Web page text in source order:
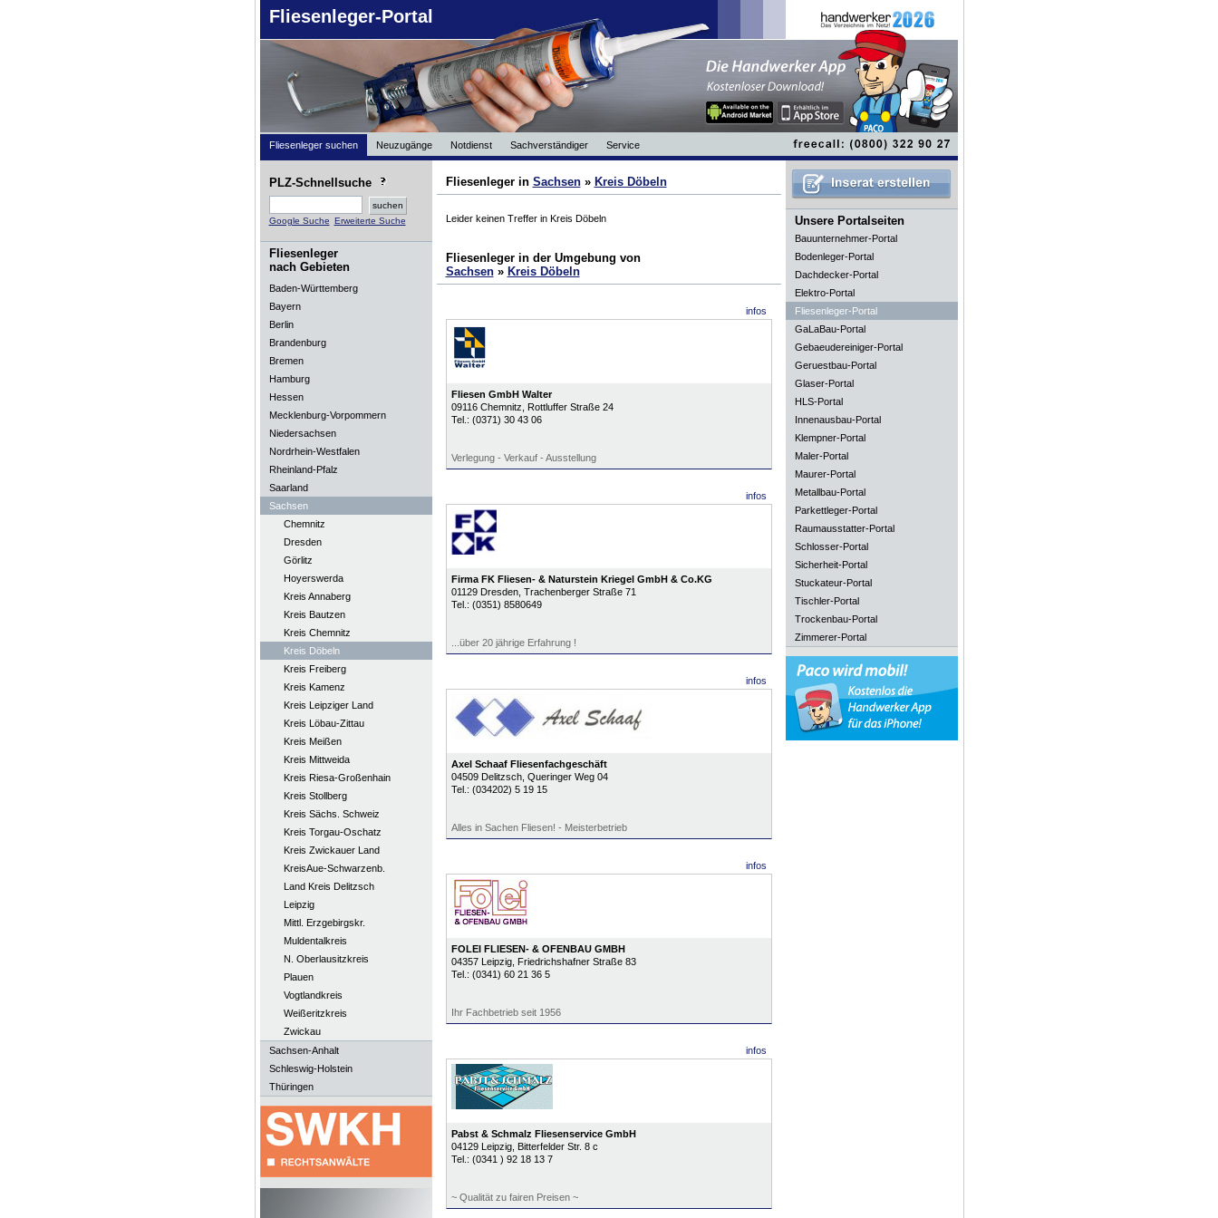
Fliesenleger-Portal
Fliesenleger suchen Neuzugänge Notdienst Sachverständiger Service
PLZ-Schnellsuche
Google Suche Erweiterte Suche
Fliesenleger
nach Gebieten
Baden-Württemberg
Bayern
Berlin
Brandenburg
Bremen
Hamburg
Hessen
Mecklenburg-Vorpommern
Niedersachsen
Nordrhein-Westfalen
Rheinland-Pfalz
Saarland
Sachsen
Chemnitz
Dresden
Görlitz
Hoyerswerda
Kreis Annaberg
Kreis Bautzen
Kreis Chemnitz
Kreis Döbeln
Kreis Freiberg
Kreis Kamenz
Kreis Leipziger Land
Kreis Löbau-Zittau
Kreis Meißen
Kreis Mittweida
Kreis Riesa-Großenhain
Kreis Stollberg
Kreis Sächs. Schweiz
Kreis Torgau-Oschatz
Kreis Zwickauer Land
KreisAue-Schwarzenb.
Land Kreis Delitzsch
Leipzig
Mittl. Erzgebirgskr.
Muldentalkreis
N. Oberlausitzkreis
Plauen
Vogtlandkreis
Weißeritzkreis
Zwickau
Sachsen-Anhalt
Schleswig-Holstein
Thüringen
Fliesenleger in Sachsen» Kreis Döbeln
Leider keinen Treffer in Kreis Döbeln
Fliesenleger in der Umgebung von
Sachsen» Kreis Döbeln
infos
Fliesen GmbH Walter
09116 Chemnitz , Rottluffer Straße 24
Tel.: (0371) 30 43 06
Verlegung - Verkauf - Ausstellung
infos
Firma FK Fliesen- & Naturstein Kriegel GmbH & Co.KG
01129 Dresden, Trachenberger Straße 71
Tel.: (0351) 8580649
...über 20 jährige Erfahrung !
infos
Axel Schaaf Fliesenfachgeschäft
04509 Delitzsch, Queringer Weg 04
Tel.: (034202) 5 19 15
Alles in Sachen Fliesen! - Meisterbetrieb
infos
FOLEI FLIESEN- & OFENBAU GMBH
04357 Leipzig, Friedrichshafner Straße 83
Tel.: (0341) 60 21 36 5
Ihr Fachbetrieb seit 1956
infos
Pabst & Schmalz Fliesenservice GmbH
04129 Leipzig, Bitterfelder Str. 8 c
Tel.: (0341 ) 92 18 13 7
~ Qualität zu fairen Preisen ~
Unsere Portalseiten
Bauunternehmer-Portal
Bodenleger-Portal
Dachdecker-Portal
Elektro-Portal
Fliesenleger-Portal
GaLaBau-Portal
Gebaeudereiniger-Portal
Geruestbau-Portal
Glaser-Portal
HLS-Portal
Innenausbau-Portal
Klempner-Portal
Maler-Portal
Maurer-Portal
Metallbau-Portal
Parkettleger-Portal
Raumausstatter-Portal
Schlosser-Portal
Sicherheit-Portal
Stuckateur-Portal
Tischler-Portal
Trockenbau-Portal
Zimmerer-Portal